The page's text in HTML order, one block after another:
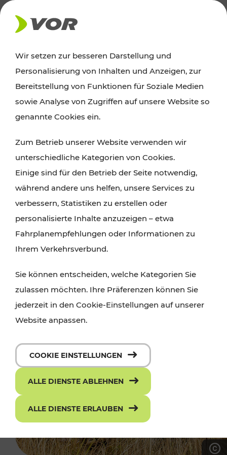
AKTUELLES
Ausflugstipps
Wien, Niederösterreich und das Burgenland
Wanderungen, Kultur und Gastronomie,
Radtouren oder purer Naturgenuss – viele
Attraktionen sind mit den Ticket- und Fahrplan-
Angeboten des VOR gut und schnell erreichbar.
Wir setzen zur besseren Darstellung und
Personalisierung von Inhalten und Anzeigen, zur
Bereitstellung von Funktionen für Soziale Medien
sowie Analyse von Zugriffen auf unsere Website so
genannte Cookies ein.
Zum Betrieb unserer Website verwenden wir
unterschiedliche Kategorien von Cookies.
Einige sind für den Betrieb der Seite notwendig,
während andere uns helfen, unsere Services zu
verbessern, Statistiken zu erstellen oder
personalisierte Inhalte anzuzeigen – etwa
Fahrplanempfehlungen oder Informationen zu
Ihrem Verkehrsverbund.
Sie können entscheiden, welche Kategorien Sie
zulassen möchten. Ihre Präferenzen können Sie
jederzeit in den Cookie-Einstellungen auf unserer
Website anpassen.
COOKIE EINSTELLUNGEN
ALLE DIENSTE ABLEHNEN
ALLE DIENSTE ERLAUBEN